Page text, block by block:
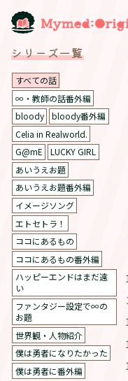
シリーズ一覧
すべての話
∞・教師の話番外編
bloody
bloody番外編
Celia in Realworld.
G@mE
LUCKY GIRL
あいうえお題
あいうえお題番外編
イメージソング
エトセトラ！
ココにあるもの
ココにあるもの番外編
ハッピーエンドはまだ遠
い
ファンタジー設定で∞の
お題
世界観・人物紹介
僕は勇者になりたかった
僕は勇者に番外編